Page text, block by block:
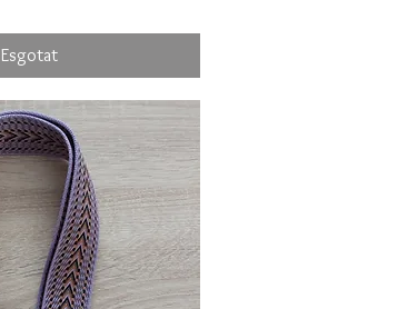
Esgotat